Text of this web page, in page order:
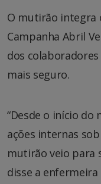
O mutirão integra
Campanha Abril
dos
mais seguro.
“Desde o início do
ações internas
mutirão veio para
disse a